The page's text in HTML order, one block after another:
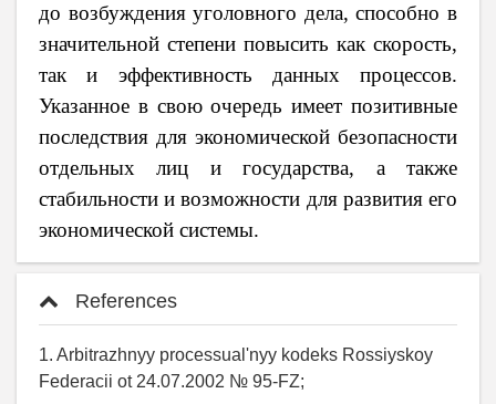
до возбуждения уголовного дела, способно в
значительной степени повысить как скорость,
так и эффективность данных процессов.
Указанное в свою очередь имеет позитивные
последствия для экономической безопасности
отдельных лиц и государства, а также
стабильности и возможности для развития его
экономической системы.
References
1. Arbitrazhnyy processual'nyy kodeks Rossiyskoy
Federacii ot 24.07.2002 № 95-FZ;